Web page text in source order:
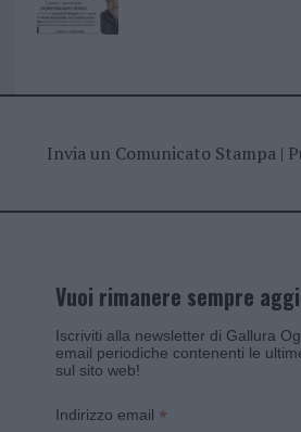
Invia un Comunicato Stampa|
Vuoi rimanere sempre
Iscriviti alla newsletter di Gallura
email periodiche contenenti le
sul sito web!
Indirizzo email *